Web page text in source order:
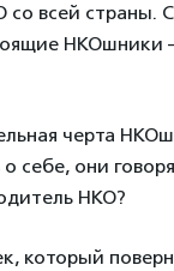
со всей страны.
НКОшники
черта
себе, они
НКО?
который